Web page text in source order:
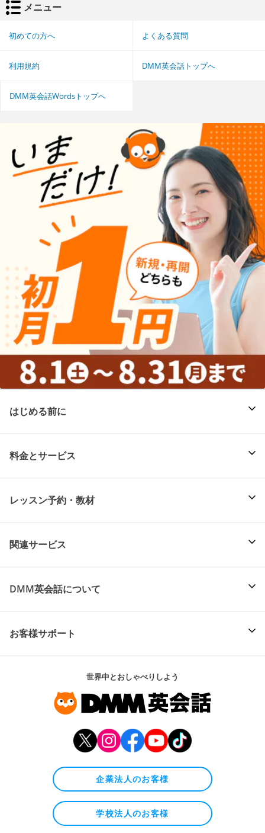
メニュー
初めての方へ よくある質問
利用規約 DMM英会話トップへ
DMM英会話Wordsトップへ
はじめる前に
料金とサービス
レッスン予約・教材
関連サービス
DMM英会話について
お客様サポート
世界中とおしゃべりしよう
企業法人のお客様
学校法人のお客様